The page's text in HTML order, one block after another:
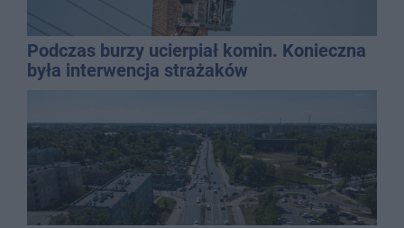
Podczas burzy ucierpiał komin. Konieczna
była interwencja strażaków